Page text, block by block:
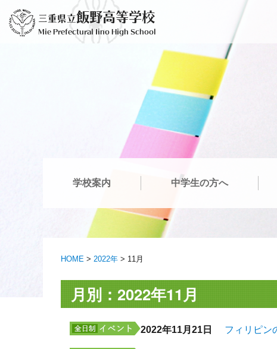
三重県立飯野高等学校
Mie Prefectural Iino High School
学校案内 中学生の方へ
HOME > 2022年 > 11月
月別：2022年11月
2022年11月21日 フィリピン